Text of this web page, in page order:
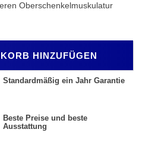
Oberschenkelmuskulatur
HINZUFÜGEN
Standardmäßig ein Jahr Garantie
Beste Preise und beste
Ausstattung